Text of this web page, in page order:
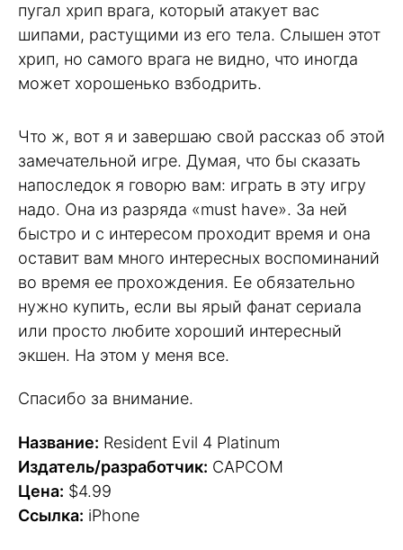
пугал хрип врага, который атакует вас
шипами, растущими из его тела. Слышен этот
хрип, но самого врага не видно, что иногда
может хорошенько взбодрить.
Что ж, вот я и завершаю свой рассказ об этой
замечательной игре. Думая, что бы сказать
напоследок я говорю вам: играть в эту игру
надо. Она из разряда «must have». За ней
быстро и с интересом проходит время и она
оставит вам много интересных воспоминаний
во время ее прохождения. Ее обязательно
нужно купить, если вы ярый фанат сериала
или просто любите хороший интересный
экшен. На этом у меня все.
Спасибо за внимание.
Название: Resident Evil 4 Platinum
Издатель/разработчик: CAPCOM
Цена: $4.99
Ссылка: iPhone